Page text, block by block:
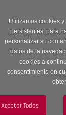
Utilizamos cookies
persistentes, para
personalizar su
datos de la
cookies a
consentimiento en
navigation
Menú